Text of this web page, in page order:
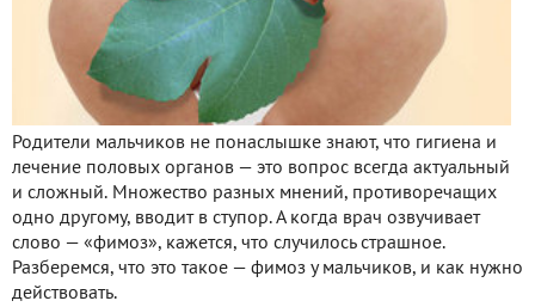
Родители мальчиков не понаслышке знают, что гигиена и
лечение половых органов — это вопрос всегда актуальный
и сложный. Множество разных мнений, противоречащих
одно другому, вводит в ступор. А когда врач озвучивает
слово — «фимоз», кажется, что случилось страшное.
Разберемся, что это такое — фимоз у мальчиков, и как нужно
действовать.